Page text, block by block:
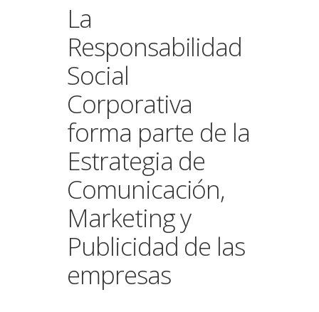
La
Responsabilidad
Social
Corporativa
forma parte de la
Estrategia de
Comunicación,
Marketing y
Publicidad de las
empresas